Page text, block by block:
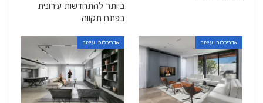
ביותר להתחדשות עירונית
בפתח תקווה
אדריכלות ועיצוב אדריכלות ועיצוב